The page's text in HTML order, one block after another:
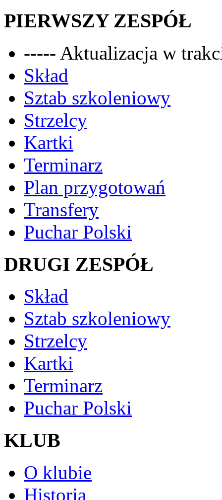
PIERWSZY ZESPÓŁ
----- Aktualizacja w
Skład
Sztab szkoleniowy
Strzelcy
Kartki
Terminarz
Plan przygotowań
Transfery
Puchar Polski
DRUGI ZESPÓŁ
Skład
Sztab szkoleniowy
Strzelcy
Kartki
Terminarz
Puchar Polski
KLUB
O klubie
Historia